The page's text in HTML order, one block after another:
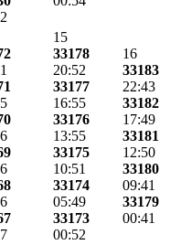
15
33178
20:52
33177
16:55
33176
13:55
33175
10:51
33174
05:49
33173
00:52
16
33183
22:43
33182
17:49
33181
12:50
33180
09:41
33179
00:41